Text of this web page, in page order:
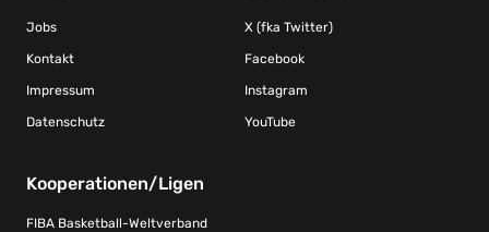
Jobs
Kontakt
Impressum
Datenschutz
X (fka Twitter)
Facebook
Instagram
YouTube
Kooperationen/Ligen
FIBA Basketball-Weltverband